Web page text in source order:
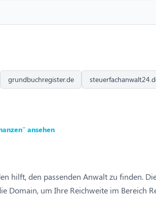
grundbuchregister.de
ansehen
hilft, den passenden Anwalt zu finden.
Domain, um Ihre Reichweite im Bereich